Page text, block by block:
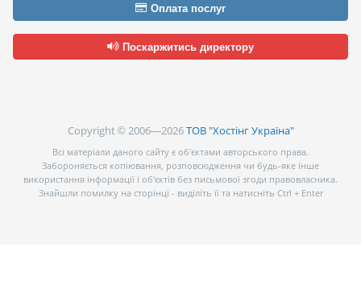
Оплата послуг
Поскаржитись директору
Copyright © 2006—2026ТОВ "Хостінг Україна"
Всі матеріали даного сайту є об’єктами авторського права.
Забороняється копіювання, розповсюдження чи будь-яке інше
використання інформації і об’єктів без письмової згоди правовласника.
Знайшли помилку на сторінці - виділіть її та натисніть Ctrl + Enter